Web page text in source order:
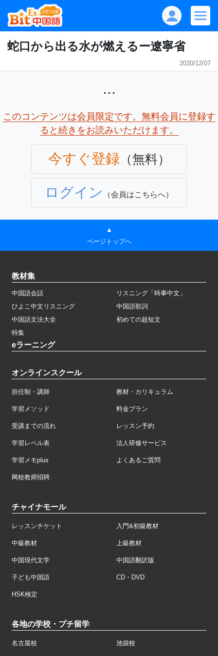
蛇口から出る水が燃えるー遼寧省
2020/12/07
...
このコンテンツは会員限定です。無料会員に登録す
ると続きをお読みいただけます。
今すぐ登録 （無料）
ログイン （会員はこちらへ）
▲
ページトップへ
教材集
中国語会話
リスニング「時事中文」
ひよこ中文リスニング
中国語歌詞
中国語文法大全
初めての超短文
特集
eラーニング
オンラインスクール
担任制・講師 教材・カリキュラム
学習メソッド 料金プラン
受講までの流れ レッスン予約
学習レベル表 法人研修サービス
学習メモplus よくあるご質問
网校教师招聘
チャイナモール
レッスンチケット 入門&初級教材
中級教材 上級教材
中国現代文学 中国語翻訳版
子ども中国語 CD・DVD
HSK検定
各地の学校・プチ留学
名古屋校 池袋校